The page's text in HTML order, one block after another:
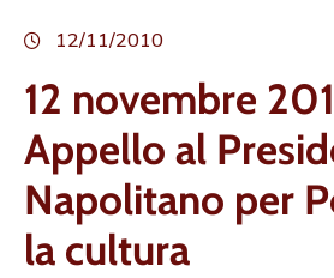
12/11/2010
12 novembre
Appello al
Napolitano per
la cultura